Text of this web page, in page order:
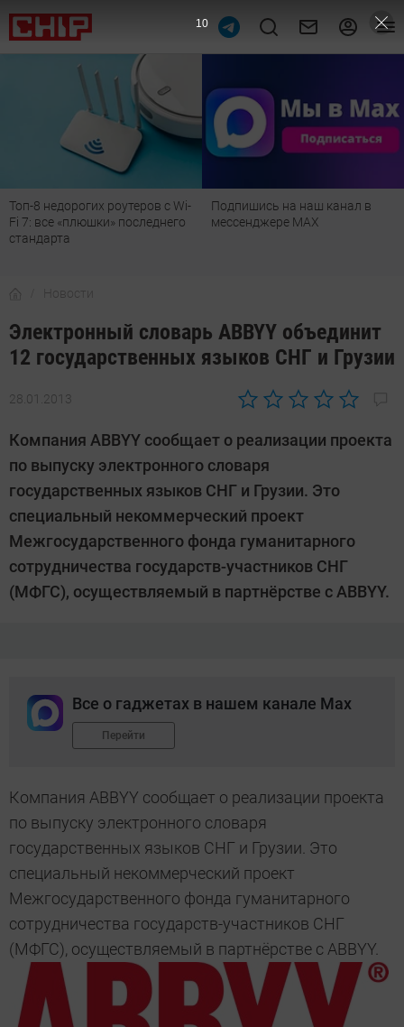
Топ-8 недорогих роутеров с Wi-
Fi 7: все «плюшки» последнего
стандарта
Подпишись на наш канал в
мессенджере МАХ
Новости
Электронный словарь ABBYY объединит
12 государственных языков СНГ и Грузии
28.01.2013
Автор:
Компания ABBYY сообщает о реализации проекта
по выпуску электронного словаря
государственных языков СНГ и Грузии. Это
специальный некоммерческий проект
Межгосударственного фонда гуманитарного
сотрудничества государств-участников СНГ
(МФГС), осуществляемый в партнёрстве с ABBYY.
Все о гаджетах в нашем канале Max
Перейти
Компания ABBYY сообщает о реализации проекта
по выпуску электронного словаря
государственных языков СНГ и Грузии. Это
специальный некоммерческий проект
Межгосударственного фонда гуманитарного
сотрудничества государств-участников СНГ
(МФГС), осуществляемый в партнёрстве с ABBYY.
9